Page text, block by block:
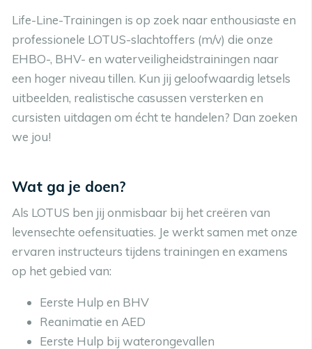
Life-Line-Trainingen is op zoek naar enthousiaste en
professionele LOTUS-slachtoffers (m/v) die onze
EHBO-, BHV- en waterveiligheidstrainingen naar
een hoger niveau tillen. Kun jij geloofwaardig letsels
uitbeelden, realistische casussen versterken en
cursisten uitdagen om écht te handelen? Dan zoeken
we jou!
Wat ga je doen?
Als LOTUS ben jij onmisbaar bij het creëren van
levensechte oefensituaties. Je werkt samen met onze
ervaren instructeurs tijdens trainingen en examens
op het gebied van:
Eerste Hulp en BHV
Reanimatie en AED
Eerste Hulp bij waterongevallen